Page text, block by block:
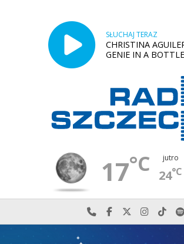
SŁUCHAJ TERAZ
CHRISTINA
GENIE IN A BOTTLE
17°C jutro
24°C
Najlepiej po prostu do
Odwiedź nas na
Odwiedź nas